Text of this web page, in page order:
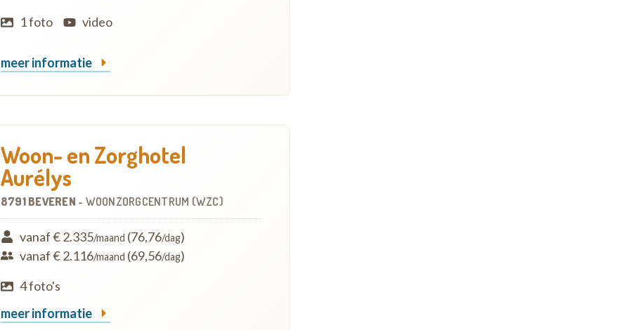
1 foto
video
meer informatie
Woon- en Zorghotel
Aurélys
8791 BEVEREN - WOONZORGCENTRUM (WZC)
vanaf € 2.335/maand (76,76/dag)
vanaf € 2.116/maand (69,56/dag)
4 foto's
meer informatie